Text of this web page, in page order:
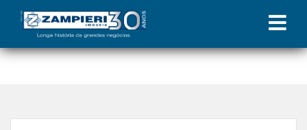
Início»Blog»Lei do Inquilinato | Coluna Zampieri